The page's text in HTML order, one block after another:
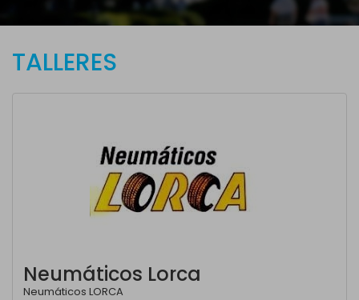
TALLERES
Neumáticos Lorca
Neumáticos LORCA